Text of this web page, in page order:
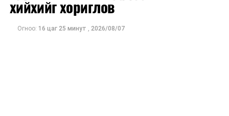
Тамгын газар, Парис хот, Парист төвтэй олон улсын
хийхийг хориглов
Огноо: 16 цаг 25 минут , 2026/08/07